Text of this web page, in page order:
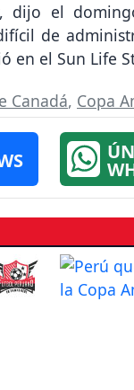
dijo el
de
en el Sun Life
Canadá, Copa